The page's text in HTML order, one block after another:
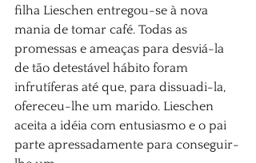
filha Lieschen entregou-se à nova
mania de tomar café. Todas as
promessas e ameaças para desviá-la
de tão detestável hábito foram
infrutíferas até que, para dissuadi-la,
ofereceu-lhe um marido. Lieschen
aceita a idéia com entusiasmo e o pai
parte apressadamente para conseguir-